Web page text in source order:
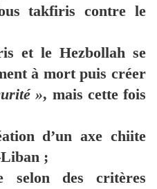
takfiris contre le
et le Hezbollah se
à mort puis créer
», mais cette fois
d’un axe chiite
;
selon des critères